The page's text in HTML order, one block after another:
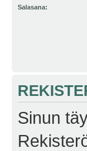
Salasana:
Sinun